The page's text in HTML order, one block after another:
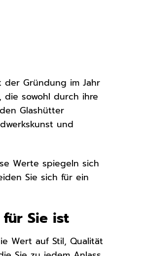
der Gründung im Jahr
sowohl durch ihre
Glashütter
und
Werte spiegeln sich
Sie sich für ein
Sie ist
Wert auf Stil, Qualität